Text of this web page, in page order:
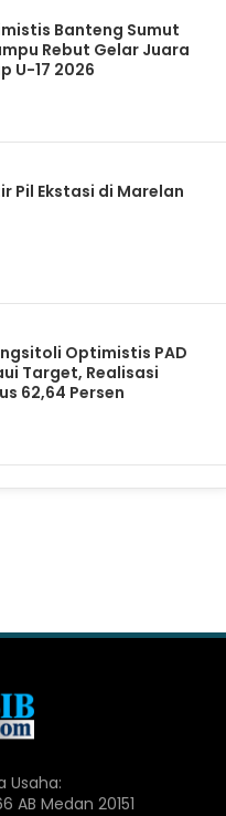
Banteng Sumut
Rebut Gelar Juara
U-17 2026
Pil Ekstasi di Marelan
Optimistis PAD
Target, Realisasi
62,64 Persen
Usaha:
AB Medan 20151